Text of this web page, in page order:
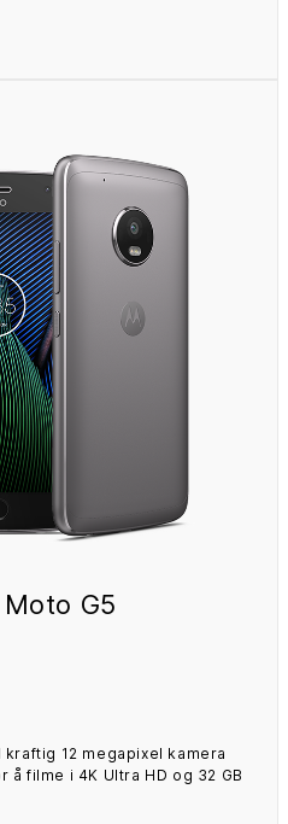
G5
12 megapixel kamera
filme i 4K Ultra HD og 32 GB